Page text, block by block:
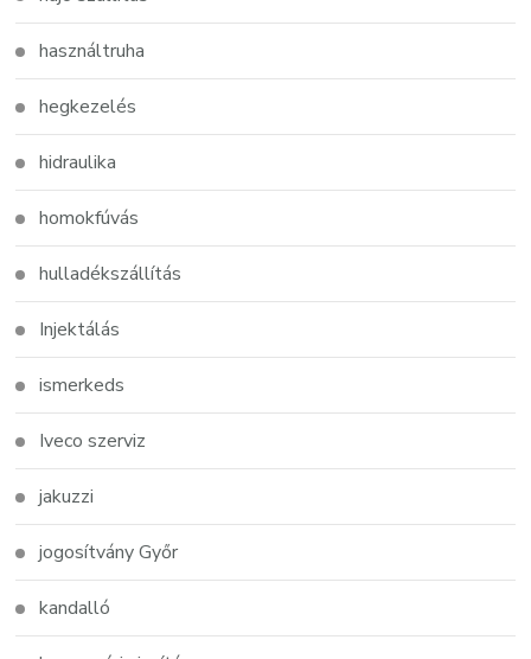
használtruha
hegkezelés
hidraulika
homokfúvás
hulladékszállítás
Injektálás
ismerkeds
Iveco szerviz
jakuzzi
jogosítvány Győr
kandalló